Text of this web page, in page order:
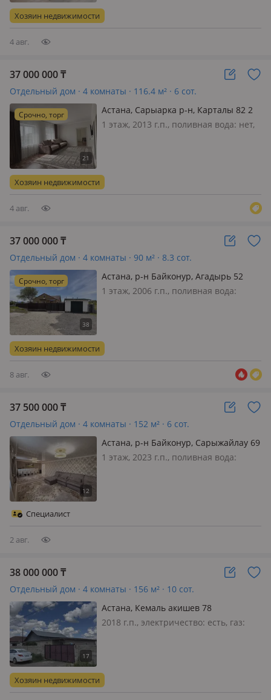
Отличное расположение в центре —
идеально как для комфортного…
Хозяин недвижимости
4 авг.
37 000 000₸
Отдельный дом · 4 комнаты · 116.4 м² · 6 сот.
Срочно, торг
Астана, Сарыарка р-н, Карталы 82 2
— 20 школа , 5 поликлиника
1 этаж, 2013 г.п., поливная вода: нет,
доступности 20 и 58 школа, 5
поликлиника, трц Коктал и Рахмет.
Хозяин недвижимости
4 авг.
37 000 000₸
Отдельный дом · 4 комнаты · 90 м² · 8.3 сот.
Срочно, торг
Астана, р-н Байконур, Агадырь 52
1 этаж, 2006 г.п., поливная вода:
частный дом в районе Жас Улана.
Рассмотрим обмен на 2х или на…
Хозяин недвижимости
8 авг.
37 500 000₸
Отдельный дом · 4 комнаты · 152 м² · 6 сот.
Астана, р-н Байконур, Сарыжайлау 69
1 этаж, 2023 г.п., поливная вода:
Специалист
2 авг.
38 000 000₸
Отдельный дом · 4 комнаты · 156 м² · 10 сот.
Астана, Кемаль акишев 78
2018 г.п., электричество: есть, газ:
тұрғын үй. 🏡 Үйдің
артықшылықтары: • Жер телімі – 10
Хозяин недвижимости